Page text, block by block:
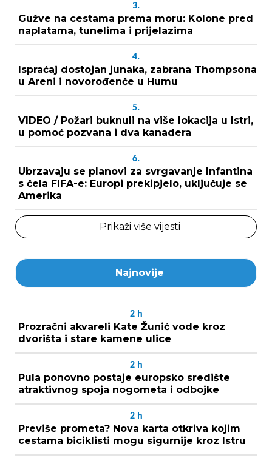
3.
Gužve na cestama prema moru: Kolone pred
naplatama, tunelima i prijelazima
4.
Ispraćaj dostojan junaka, zabrana Thompsona
u Areni i novorođenče u Humu
5.
VIDEO / Požari buknuli na više lokacija u Istri,
u pomoć pozvana i dva kanadera
6.
Ubrzavaju se planovi za svrgavanje Infantina
s čela FIFA-e: Europi prekipjelo, uključuje se
Amerika
Prikaži više vijesti
Najnovije
2 h
Prozračni akvareli Kate Žunić vode kroz
dvorišta i stare kamene ulice
2 h
Pula ponovno postaje europsko središte
atraktivnog spoja nogometa i odbojke
2 h
Previše prometa? Nova karta otkriva kojim
cestama biciklisti mogu sigurnije kroz Istru